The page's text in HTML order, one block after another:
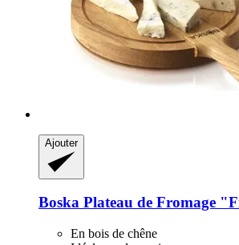
Ajouter
Boska Plateau de Fromage
En bois de chêne